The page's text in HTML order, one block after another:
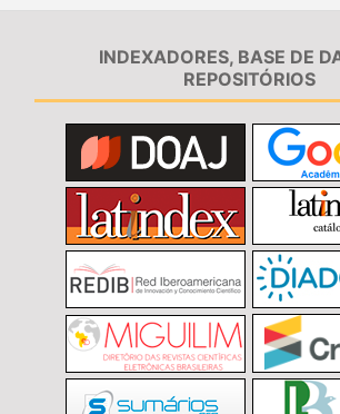
INDEXADORES, BASE DE
REPOSITÓRIOS